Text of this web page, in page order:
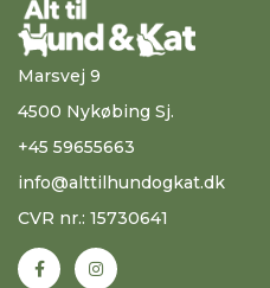
Marsvej 9
4500 Nykøbing Sj.
+45 59655663
info@alttilhundogkat.dk
CVR nr.: 15730641